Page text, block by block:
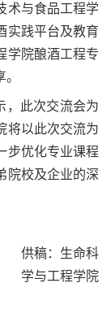
术与食品工程学
实践平台及教育
学院酿酒工程专
，此次交流会为
将以此次交流为
步优化专业课程
院校及企业的深
供稿：生命科
学与工程学院